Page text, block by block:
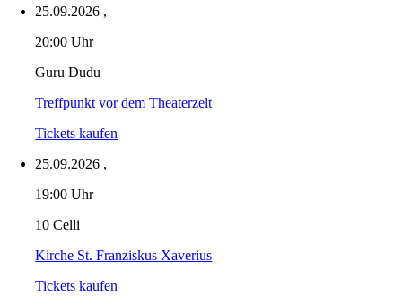
25.09.2026 ,
20:00 Uhr
Guru Dudu
Treffpunkt vor dem Theaterzelt
Tickets kaufen
25.09.2026 ,
19:00 Uhr
10 Celli
Kirche St. Franziskus Xaverius
Tickets kaufen